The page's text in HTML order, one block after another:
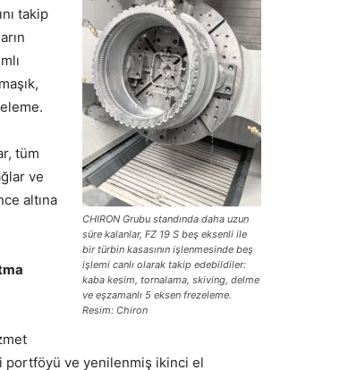
CHIRON Grubu standında daha uzun
süre kalanlar, FZ 19 S beş eksenli ile
bir türbin kasasının işlenmesinde beş
işlemi canlı olarak takip edebildiler:
kaba kesim, tornalama, skiving, delme
ve eşzamanlı 5 eksen frezeleme.
Resim: Chiron
takip
tüm
ve
altına
portföyü ve yenilenmiş ikinci el